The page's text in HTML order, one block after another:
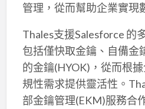
管理，從而幫助企業實現
Thales支援Salesforce 的
包括僅快取金鑰、自備金
的金鑰(HYOK)，從而根
規性需求提供靈活性。
部金鑰管理(EKM)服務合